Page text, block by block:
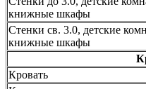
книжные шкафы
Стенки св. 3.0, детские
книжные шкафы
Кровать